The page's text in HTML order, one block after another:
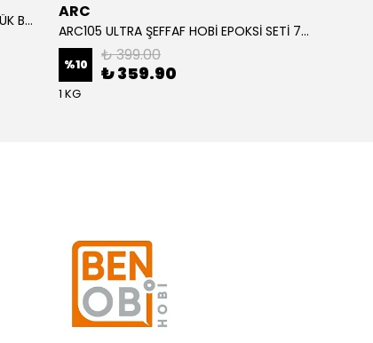
ALTIN YAPRAK VARAK SANATSAL BÜYÜK BOY FOLYO EPOKSİ REÇİNE NAİL ART 90 ADET 14X14 CM ALTIN RENK ARC
ARC105 ULTRA ŞEFFAF HOBİ EPOKSİ SETİ 750 GRAM
%10 ₺ 399.00
₺ 359.90
1 KG